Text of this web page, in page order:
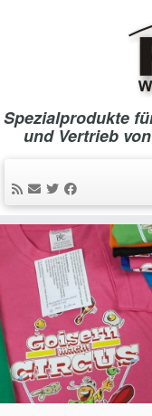
Zum
springen
Spezialprodukte
und Vertrieb